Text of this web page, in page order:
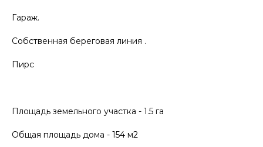
Гараж.
Собственная береговая линия .
Пирс
Площадь земельного участка - 1.5 га
Общая площадь дома - 154 м2